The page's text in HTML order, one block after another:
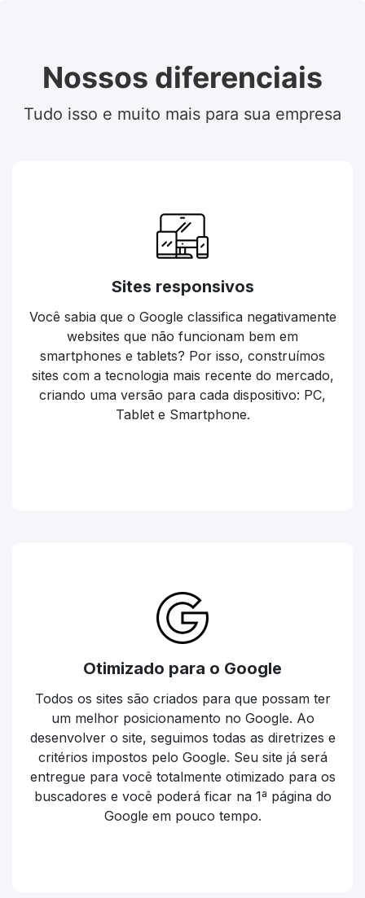
Nossos diferenciais
Tudo isso e muito mais para sua empresa
Sites responsivos
Você sabia que o Google classifica negativamente
websites que não funcionam bem em
smartphones e tablets? Por isso, construímos
sites com a tecnologia mais recente do mercado,
criando uma versão para cada dispositivo: PC,
Tablet e Smartphone.
Otimizado para o Google
Todos os sites são criados para que possam ter
um melhor posicionamento no Google. Ao
desenvolver o site, seguimos todas as diretrizes e
critérios impostos pelo Google. Seu site já será
entregue para você totalmente otimizado para os
buscadores e você poderá ficar na 1ª página do
Google em pouco tempo.